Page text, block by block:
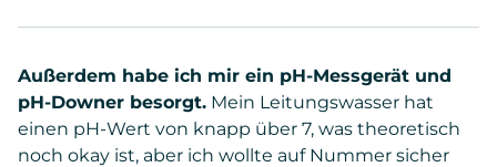
Außerdem habe ich mir ein pH-Messgerät und
pH-Downer besorgt. Mein Leitungswasser hat
einen pH-Wert von knapp über 7, was theoretisch
noch okay ist, aber ich wollte auf Nummer sicher